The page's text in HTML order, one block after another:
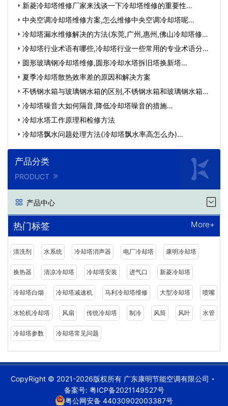
新菱冷却塔维修厂家来浅谈一下冷却塔维修的重要性…
中央空调冷却塔维修方案,怎么维修中央空调冷却塔呢…
冷却塔漏水维修解决的方法(东莞,广州,惠州,佛山冷却塔修
理…冷却塔行业术语有哪些,冷却塔行业一些常用的专业术语分
享…圆形玻璃钢冷却塔维修,圆形冷却水塔拆旧塔换新塔…
夏季冷却塔散热效率差的原因和解决方案
不锈钢水箱与玻璃钢水箱的区别,不锈钢水箱和玻璃钢水箱不
同…冷却塔噪音大如何隔音,降低冷却塔噪音的措施…
冷却水塔工作原理和检修方法
冷却塔飘水问题处理方法(冷却塔飘水率高怎么办)…
产品分类
PRODUCT
产品中心
热门标签 More+
清洗剂 水系统 冷却塔消声器 电厂冷却塔 康明冷却塔
换热器 清凉冷却塔 冷却塔安装 进气口 新菱冷却塔
冷却塔白烟 冷却塔减速机 马利冷却塔维修 大型冷却塔 喷嘴
水轮机冷却塔 风扇 传统冷却塔 制冷 风筒 风叶 水管
冷却塔参数 冷却塔常见问题
CopyRight © 2021-2026版权所有 广东康明节能空调有限公司
备案号: 粤ICP备2021149527号
粤公网安备 44030902003387号